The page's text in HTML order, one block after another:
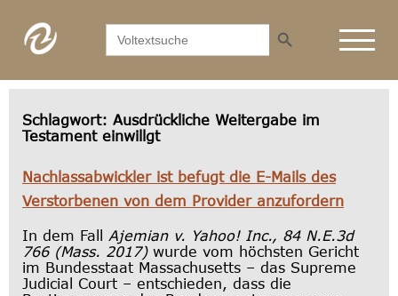
Search
for:
Search Button
Schlagwort: Ausdrückliche Weitergabe im
Testament einwillgt
Nachlassabwickler ist befugt die E-Mails des
Verstorbenen von dem Provider anzufordern
In dem Fall Ajemian v. Yahoo! Inc., 84 N.E.3d
766 (Mass. 2017) wurde vom höchsten Gericht
im Bundesstaat Massachusetts – das Supreme
Judicial Court – entschieden, dass die